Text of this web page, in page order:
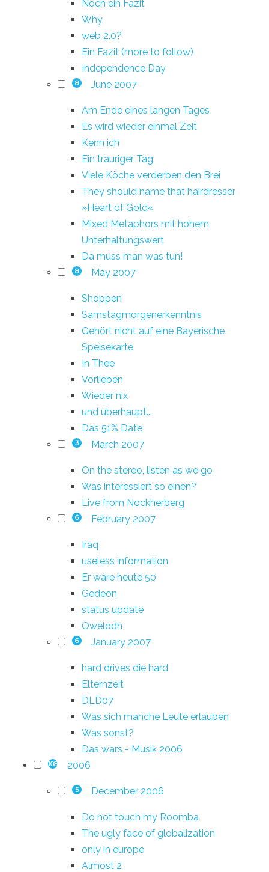
Noch ein Fazit
Why
web 2.0?
Ein Fazit (more to follow)
Independence Day
8 June 2007
Am Ende eines langen Tages
Es wird wieder einmal Zeit
Kenn ich
Ein trauriger Tag
Viele Köche verderben den Brei
They should name that hairdresser
»Heart of Gold«
Mixed Metaphors mit hohem
Unterhaltungswert
Da muss man was tun!
8 May 2007
Shoppen
Samstagmorgenerkenntnis
Gehört nicht auf eine Bayerische
Speisekarte
In Thee
Vorlieben
Wieder nix
und überhaupt...
Das 51% Date
3 March 2007
On the stereo, listen as we go
Was interessiert so einen?
Live from Nockherberg
6 February 2007
Iraq
useless information
Er wäre heute 50
Gedeon
status update
Owelodn
6 January 2007
hard drives die hard
Elternzeit
DLD07
Was sich manche Leute erlauben
Was sonst?
Das wars - Musik 2006
108 2006
5 December 2006
Do not touch my Roomba
The ugly face of globalization
only in europe
Almost 2